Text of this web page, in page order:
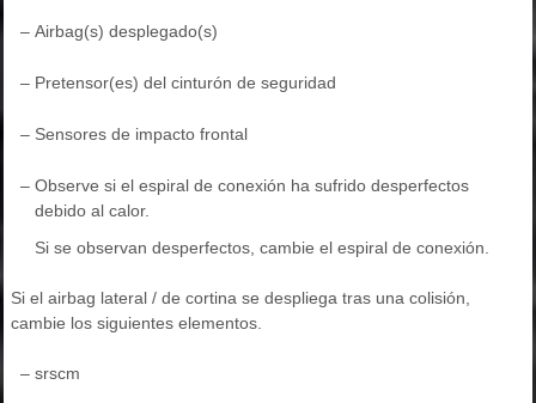
– Airbag(s) desplegado(s)
– Pretensor(es) del cinturón de seguridad
– Sensores de impacto frontal
– Observe si el espiral de conexión ha sufrido desperfectos
debido al calor.
Si se observan desperfectos, cambie el espiral de conexión.
Si el airbag lateral / de cortina se despliega tras una colisión,
cambie los siguientes elementos.
– srscm